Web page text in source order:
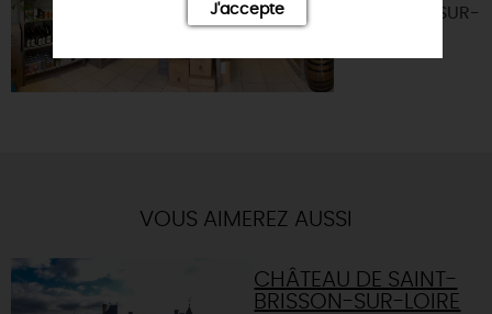
CHATILLON-SUR-
VOUS AIMEREZ AUSSI
CHÂTEAU DE SAINT-
BRISSON-SUR-LOIRE
J'accepte